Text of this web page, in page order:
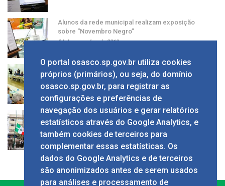
Alunos da rede municipal realizam exposição
sobre “Novembro Negro”
24 de novembro de 2019
Grupo apresenta ao prefeito sugestão de alíquota
única de ISS
24 de novembro de 2019
Solenidade em comemoração ao Dia da Bandeira
no Calçadão
24 de novembro de 2019
O portal osasco.sp.gov.br utiliza cookies
próprios (primários), ou seja, do domínio
osasco.sp.gov.br, para registrar as
configurações e preferências de
navegação dos usuários e gerar relatórios
estatísticos através do Google Analytics, e
também cookies de terceiros para
complementar essas estatísticas. Os
dados do Google Analytics e de terceiros
são anonimizados antes de serem usados
para análises e processamento de